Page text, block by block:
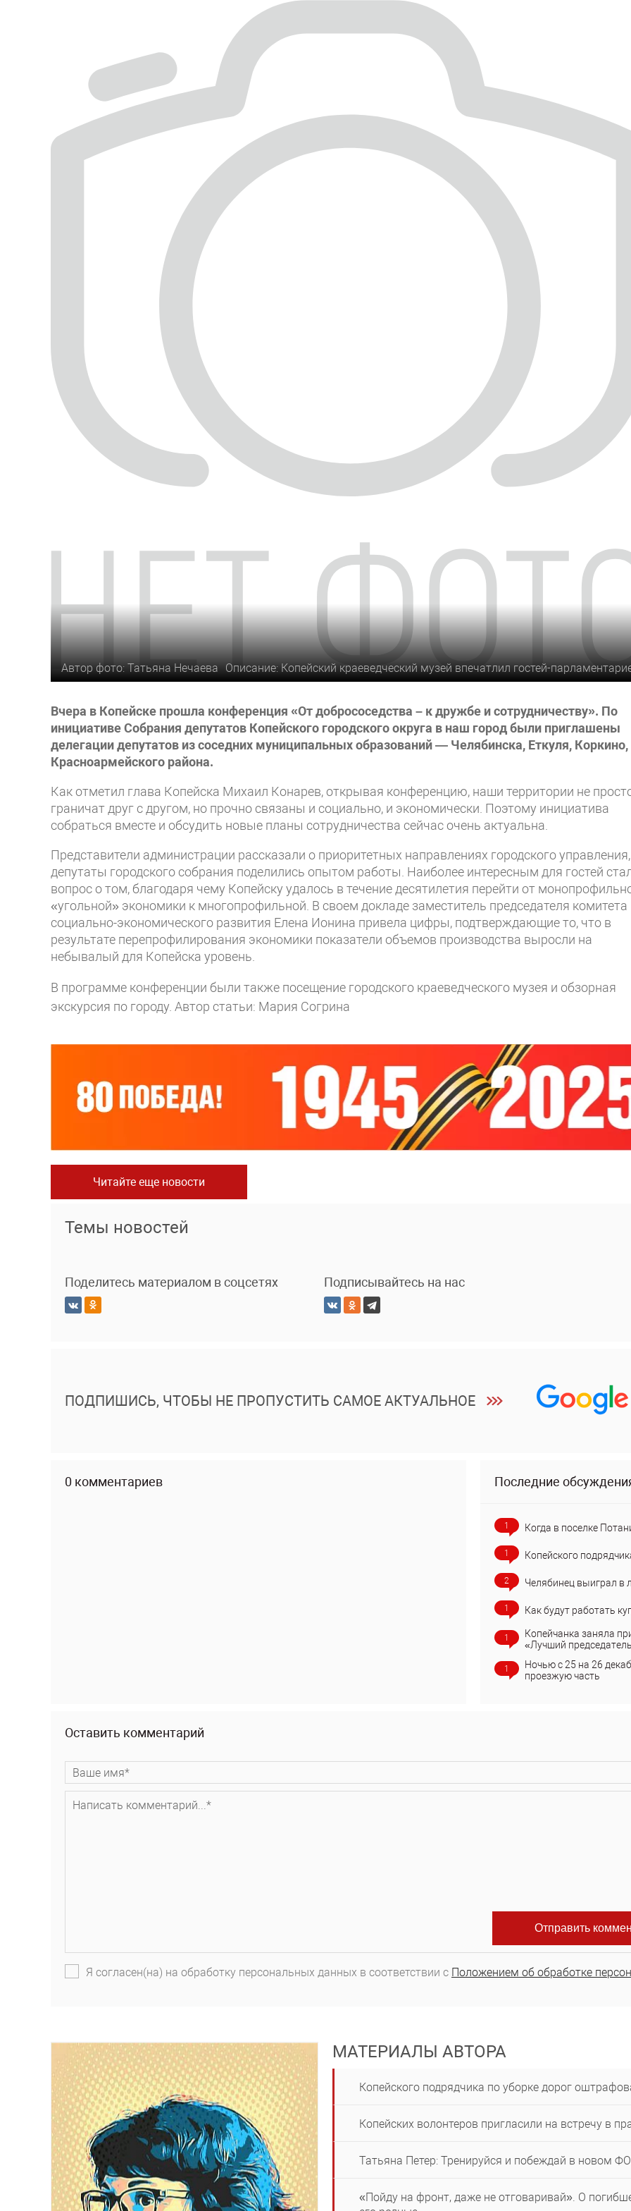
Автор фото: Татьяна Нечаева Описание: Копейский краеведческий музей впечатлил гостей-
Вчера в Копейске прошла конференция «От добрососедства – к дружбе и сотрудничеству». По
инициативе Собрания депутатов Копейского городского округа в наш город были приглашены
делегации депутатов из соседних муниципальных образований — Челябинска, Еткуля, Коркино,
Красноармейского района.
Как отметил глава Копейска Михаил Конарев, открывая конференцию, наши территории не
граничат друг с другом, но прочно связаны и социально, и экономически. Поэтому инициатива
собраться вместе и обсудить новые планы сотрудничества сейчас очень актуальна.
Представители администрации рассказали о приоритетных направлениях городского управления,
депутаты городского собрания поделились опытом работы. Наиболее интересным для гостей
вопрос о том, благодаря чему Копейску удалось в течение десятилетия перейти от
«угольной» экономики к многопрофильной. В своем докладе заместитель председателя комитета
социально-экономического развития Елена Ионина привела цифры, подтверждающие то, что в
результате перепрофилирования экономики показатели объемов производства выросли на
небывалый для Копейска уровень.
В программе конференции были также посещение городского краеведческого музея и обзорная
экскурсия по городу. Автор статьи: Мария Согрина
Читайте еще новости
Темы новостей
Поделитесь материалом в соцсетях Подписывайтесь на нас
ПОДПИШИСЬ, ЧТОБЫ НЕ ПРОПУСТИТЬ САМОЕ АКТУАЛЬНОЕ
0 комментариев Последние
1 Когда в поселке
1 Копейского
2 Челябинец выиграл в
1 Как будут работать
1
Копейчанка заняла
«Лучший
1
Ночью с 25 на 26
проезжую часть
Оставить комментарий
Я согласен(на) на обработку персональных данных в соответствии с Положением об обработке
МАТЕРИАЛЫ АВТОРА
Копейского подрядчика по уборке дорог
Копейских волонтеров пригласили на встречу в
Татьяна Петер: Тренируйся и побеждай в новом
«Пойду на фронт, даже не отговаривай». О